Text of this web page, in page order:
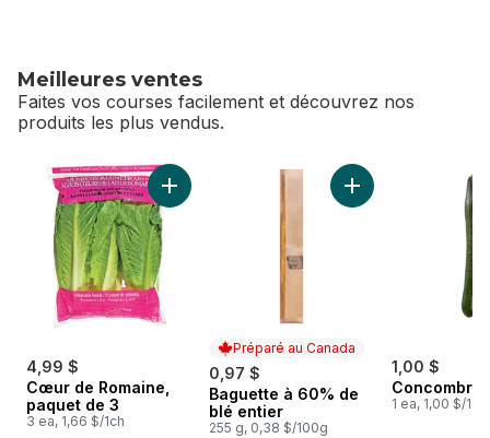
Meilleures ventes
Faites vos courses facilement et découvrez nos
produits les plus vendus.
sauter Meilleures ventes
4,99 $
Cœur de Romaine,
paquet de 3
3 ea, 1,66 $/1ch
Ajouter Cœur de Romaine, paquet de 3 au
Préparé au Canada
0,97 $
Préparé au Canada
Baguette à 60% de
blé entier
255 g, 0,38 $/100g
Ajouter Baguette
1,00 $
1 ea, 1,00 $/1ch